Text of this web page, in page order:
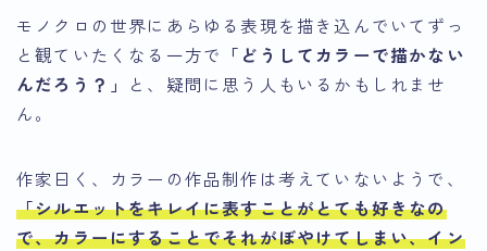
モノクロの世界にあらゆる表現を描き込んでいてずっ
と観ていたくなる一方で 「どうしてカラーで描かない
んだろう？」
と、疑問に思う人もいるかもしれませ
ん。
作家曰く、カラーの作品制作は考えていないようで、
「シルエットをキレイに表すことがとても好きなの
で、カラーにすることでそれがぼやけてしまい、イン